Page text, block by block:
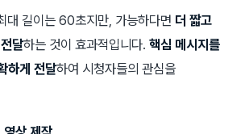
길이는 60초지만, 가능하다면 더 짧고
달하는 것이 효과적입니다. 핵심 메시지를
하게 전달하여 시청자들의 관심을